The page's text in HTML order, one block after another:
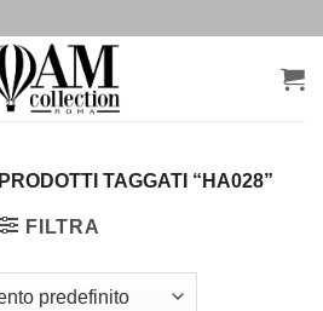
PRODOTTI TAGGATI “HA028”
FILTRA